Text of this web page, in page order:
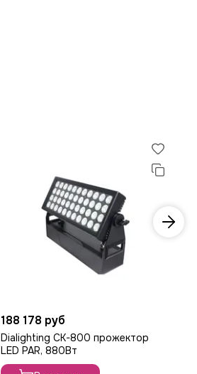
188 178 руб
Dialighting CK-800 прожектор
LED PAR, 880Вт